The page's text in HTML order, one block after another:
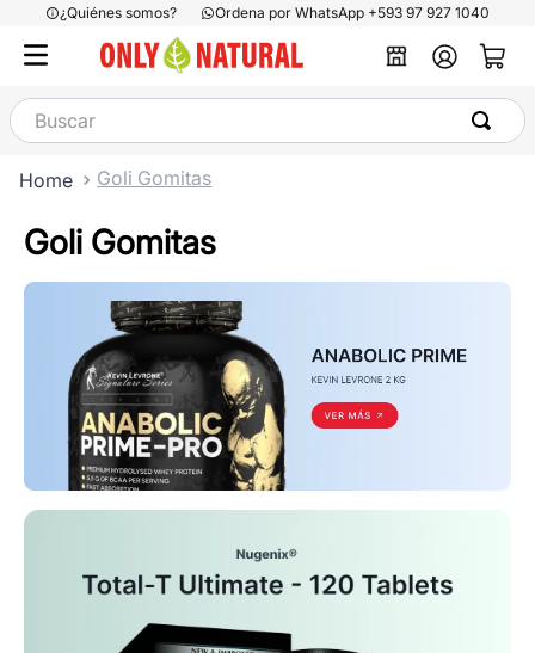
¿Quiénes somos? Ordena por WhatsApp +593 97 927 1040
Buscar
Goli Gomitas
Goli Gomitas